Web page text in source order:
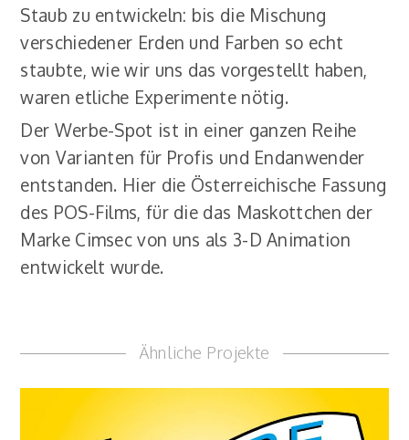
Staub zu entwickeln: bis die Mischung
verschiedener Erden und Farben so echt
staubte, wie wir uns das vorgestellt haben,
waren etliche Experimente nötig.
Der Werbe-Spot ist in einer ganzen Reihe
von Varianten für Profis und Endanwender
entstanden. Hier die Österreichische Fassung
des POS-Films, für die das Maskottchen der
Marke Cimsec von uns als 3-D Animation
entwickelt wurde.
Ähnliche Projekte